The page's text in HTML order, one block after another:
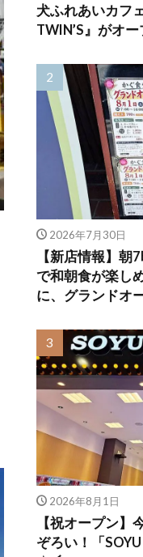
犬ふれあいカフ
TWIN’S』がオー
2026年7月30日
【新店情報】朝
で和朝食が楽し
に、グランドオ
2026年8月1日
【祝オープン】
ぞろい！「